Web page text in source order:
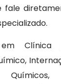
fale
em